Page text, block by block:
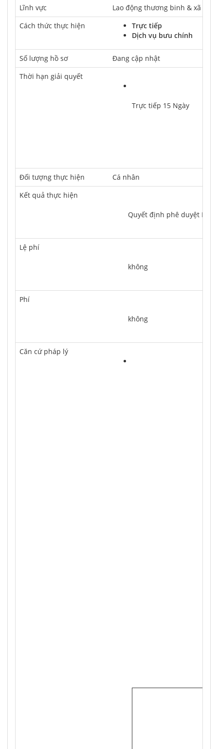
Lĩnh vực
Lao động thương binh & xã hội
Cách thức thực hiện
Trực tiếp
Dịch vụ bưu chính
Số lượng hồ sơ
Đang cập nhật
Thời hạn giải quyết
Trực tiếp 15 Ngày
Ðối tượng thực hiện
Cá nhân
Kết quả thực hiện
Quyết định phê duyệt Hồ
Lệ phí
	không
Phí
	không
Căn cứ pháp lý